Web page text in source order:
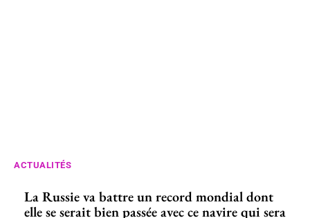
ACTUALITÉS
La Russie va battre un record mondial dont
elle se serait bien passée avec ce navire qui sera